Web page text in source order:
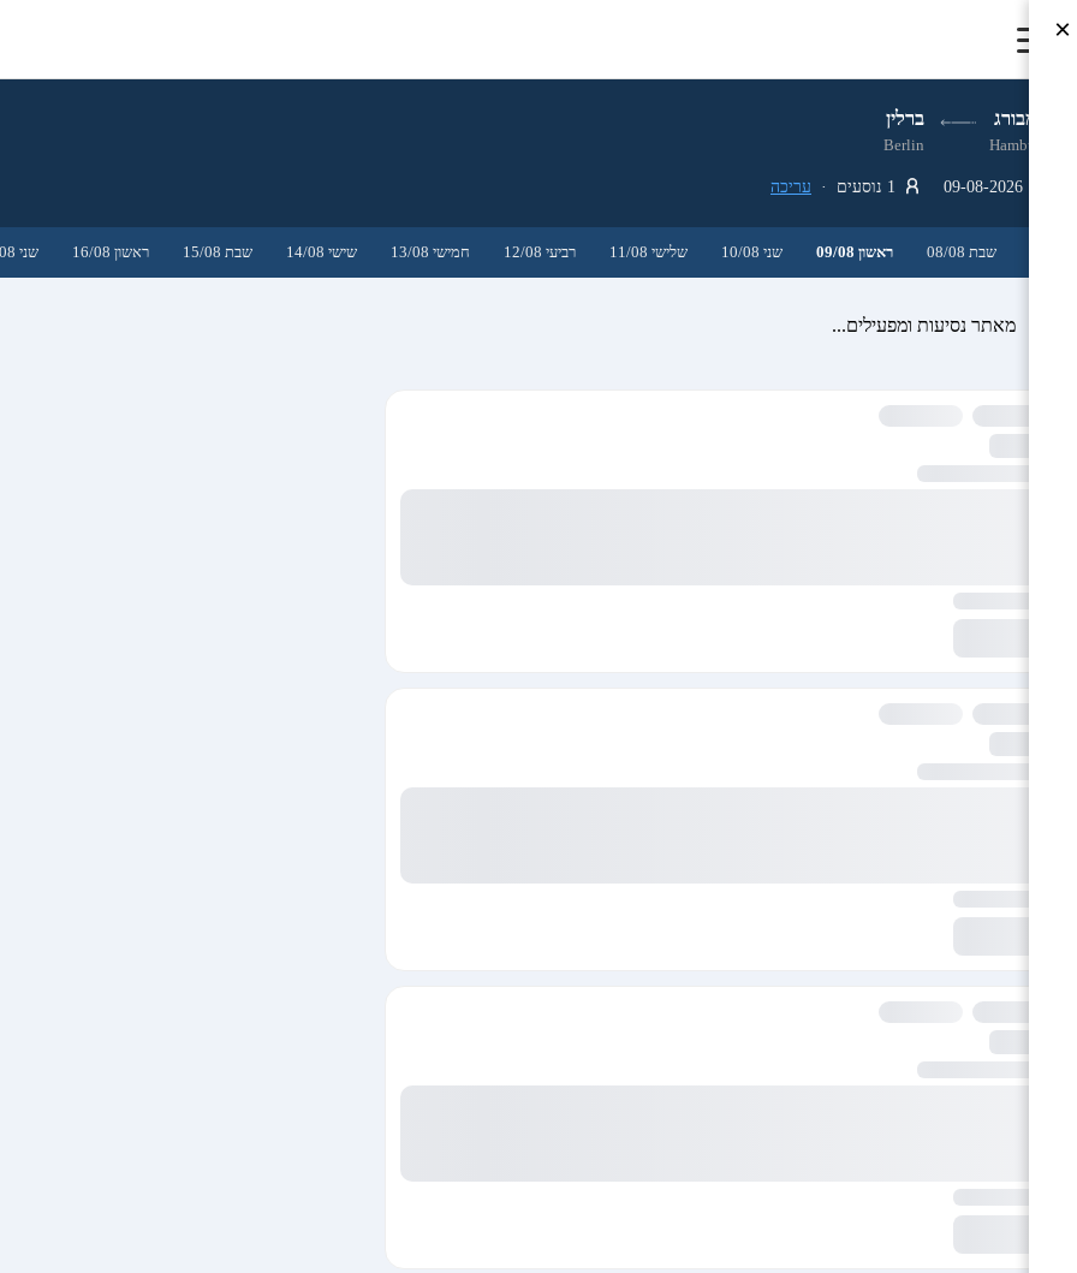
המבורג ברלין
Hamburg
Berlin
עריכה
שבת 08/08 ראשון 09/08 שני 10/08 שלישי 11/08 רביעי 12/08 חמישי 13/08 שישי 14/08 שבת 15/08 ראשון 16/08 שני 17/08
מאתר נסיעות ומפעילים...
×